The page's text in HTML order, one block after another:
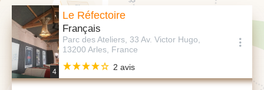
4
Le Réfectoire
Français
Parc des Ateliers, 33 Av. Victor Hugo,
13200 Arles, France
2 avis